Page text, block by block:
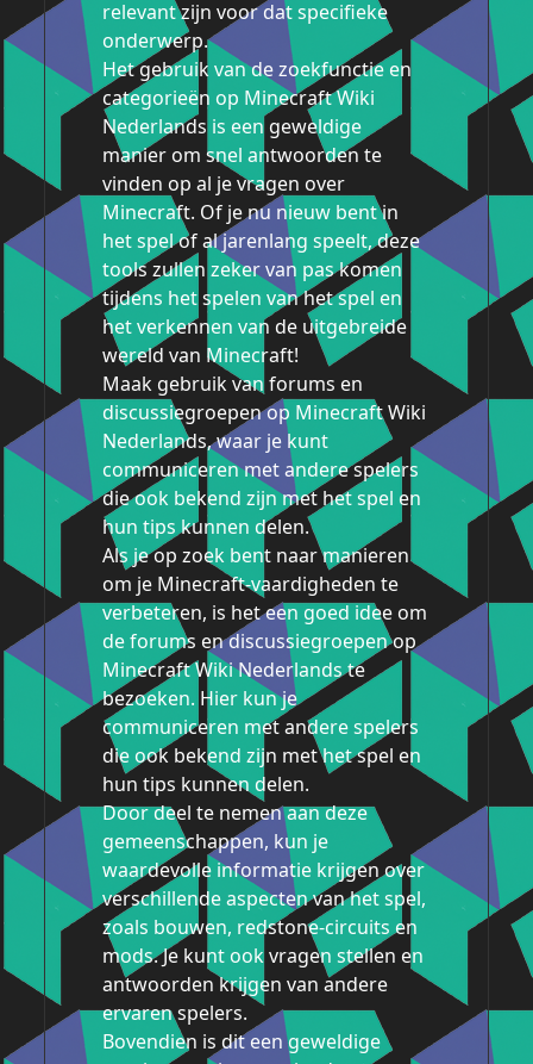
relevant zijn voor dat specifieke
onderwerp.
Het gebruik van de zoekfunctie en
categorieën op Minecraft Wiki
Nederlands is een geweldige
manier om snel antwoorden te
vinden op al je vragen over
Minecraft. Of je nu nieuw bent in
het spel of al jarenlang speelt, deze
tools zullen zeker van pas komen
tijdens het spelen van het spel en
het verkennen van de uitgebreide
wereld van Minecraft!
Maak gebruik van forums en
discussiegroepen op Minecraft Wiki
Nederlands, waar je kunt
communiceren met andere spelers
die ook bekend zijn met het spel en
hun tips kunnen delen.
Als je op zoek bent naar manieren
om je Minecraft-vaardigheden te
verbeteren, is het een goed idee om
de forums en discussiegroepen op
Minecraft Wiki Nederlands te
bezoeken. Hier kun je
communiceren met andere spelers
die ook bekend zijn met het spel en
hun tips kunnen delen.
Door deel te nemen aan deze
gemeenschappen, kun je
waardevolle informatie krijgen over
verschillende aspecten van het spel,
zoals bouwen, redstone-circuits en
mods. Je kunt ook vragen stellen en
antwoorden krijgen van andere
ervaren spelers.
Bovendien is dit een geweldige